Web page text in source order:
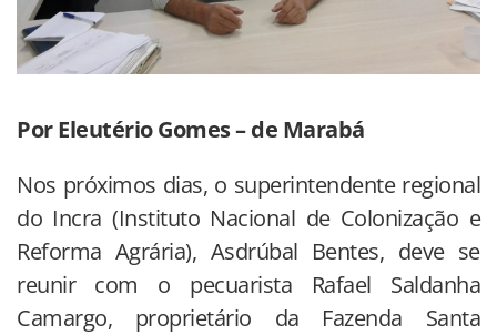
Por Eleutério Gomes – de Marabá
Nos próximos dias, o superintendente regional
do Incra (Instituto Nacional de Colonização e
Reforma Agrária), Asdrúbal Bentes, deve se
reunir com o pecuarista Rafael Saldanha
Camargo, proprietário da Fazenda Santa